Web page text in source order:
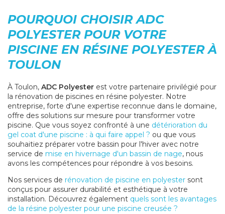
POURQUOI CHOISIR ADC
POLYESTER POUR VOTRE
PISCINE EN RÉSINE POLYESTER À
TOULON
À Toulon, ADC Polyester est votre partenaire privilégié pour
la rénovation de piscines en résine polyester. Notre
entreprise, forte d'une expertise reconnue dans le domaine,
offre des solutions sur mesure pour transformer votre
piscine. Que vous soyez confronté à une détérioration du
gel coat d'une piscine : à qui faire appel ? ou que vous
souhaitiez préparer votre bassin pour l'hiver avec notre
service de mise en hivernage d'un bassin de nage, nous
avons les compétences pour répondre à vos besoins.
Nos services de rénovation de piscine en polyester sont
conçus pour assurer durabilité et esthétique à votre
installation. Découvrez également quels sont les avantages
de la résine polyester pour une piscine creusée ?